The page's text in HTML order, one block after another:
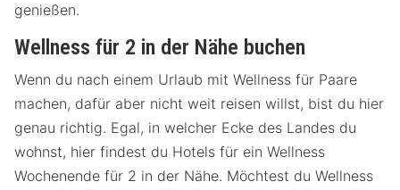
genießen.
Wellness für 2 in der Nähe buchen
Wenn du nach einem Urlaub mit Wellness für Paare
machen, dafür aber nicht weit reisen willst, bist du hier
genau richtig. Egal, in welcher Ecke des Landes du
wohnst, hier findest du Hotels für ein Wellness
Wochenende für 2 in der Nähe. Möchtest du Wellness